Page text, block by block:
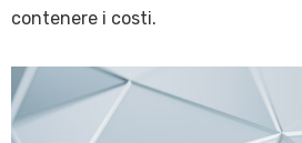
contenere i costi.